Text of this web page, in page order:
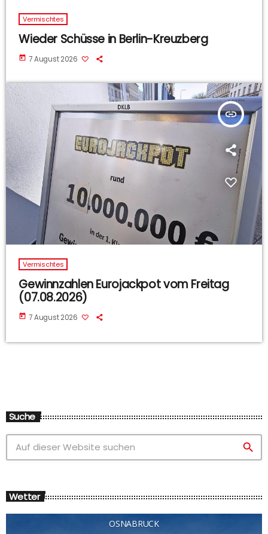
Vermischtes
Wieder Schüsse in Berlin-Kreuzberg
today 7 August 2026
insert_link
Vermischtes
Gewinnzahlen Eurojackpot vom Freitag
(07.08.2026)
today 7 August 2026
Suche
search
Wetter
OSNABRÜCK